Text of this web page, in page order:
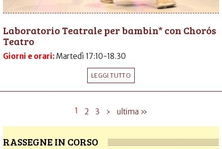
Laboratorio Teatrale per bambin* con Chorós
Teatro
Giorni e orari: Martedì 17:10-18.30
LEGGI TUTTO
1 2 3 › ultima »
RASSEGNE IN CORSO